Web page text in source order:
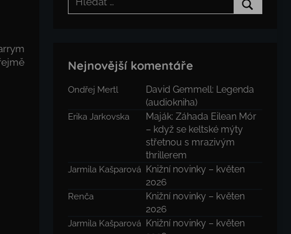
Nejnovější komentáře
Ondřej Mertl
David Gemmell: Legenda
(audiokniha)
Erika Jarkovska
Maják: Záhada Eilean Mór
– když se keltské mýty
střetnou s mrazivým
thrillerem
Jarmila Kašparová Knižní novinky – květen
2026
Renča
Knižní novinky – květen
2026
Jarmila Kašparová Knižní novinky – květen